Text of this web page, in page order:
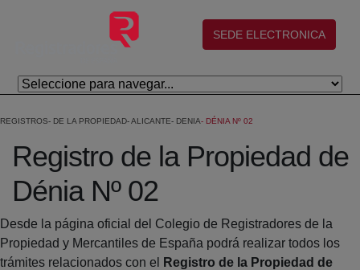
Skip to Main Content
(abre en nueva ventana)
SEDE ELECTRONICA
REGISTROS DE LA PROPIEDAD ALICANTE DENIA DÉNIA Nº 02
Registro de la Propiedad de
Dénia Nº 02
Desde la página oficial del Colegio de Registradores de la
Propiedad y Mercantiles de España podrá realizar todos los
trámites relacionados con el
Registro de la Propiedad de